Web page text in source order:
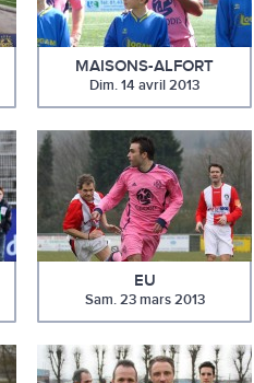
MAISONS-ALFORT
Dim. 14 avril 2013
EU
Sam. 23 mars 2013